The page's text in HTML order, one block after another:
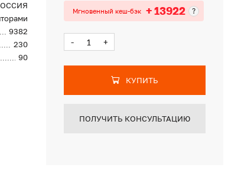
9382
230
90
Мгновенный кеш-бэк + 13922 ?
- +
КУПИТЬ
ПОЛУЧИТЬ КОНСУЛЬТАЦИЮ